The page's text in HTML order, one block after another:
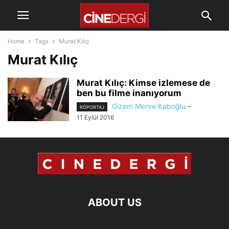
Home Tags Murat Kılıç
Murat Kılıç
Murat Kılıç: Kimse izlemese de
ben bu filme inanıyorum
RÖPORTAJ Gizem Merve Kaboğlu -
11 Eylül 2016
ABOUT US